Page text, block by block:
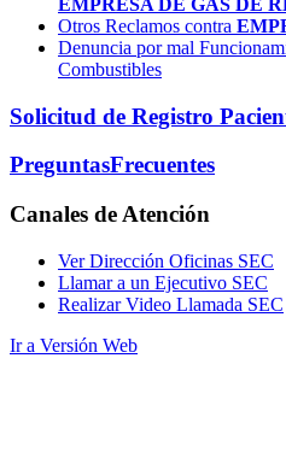
Otros Reclamos contra
Denuncia por mal
Combustibles
Solicitud de Registro
PreguntasFrecuentes
Canales de Atención
Ver Dirección Oficinas SEC
Llamar a un Ejecutivo SEC
Realizar Video Llamada SEC
Ir a Versión Web